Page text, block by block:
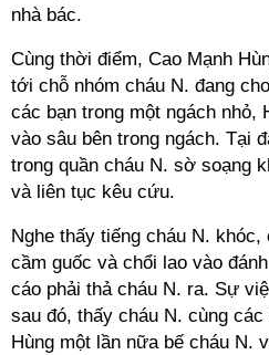
nhà bác.
Cùng thời điểm, Cao Mạnh
tới chỗ nhóm cháu N. đang
các bạn trong một ngách nhỏ,
vào sâu bên trong ngách. Tại
trong quần cháu N. sờ soạng
và liên tục kêu cứu.
Nghe thấy tiếng cháu N.
cầm guốc và chổi lao vào
cáo phải thả cháu N. ra. Sự
sau đó, thấy cháu N. cùng
Hùng một lần nữa bế cháu N.